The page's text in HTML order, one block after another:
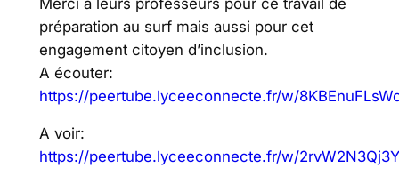
Merci à leurs professeurs pour ce travail de
préparation au surf mais aussi pour cet
engagement citoyen d’inclusion.
A écouter:
https://peertube.lyceeconnecte.fr/w/
A voir:
https://peertube.lyceeconnecte.fr/w/